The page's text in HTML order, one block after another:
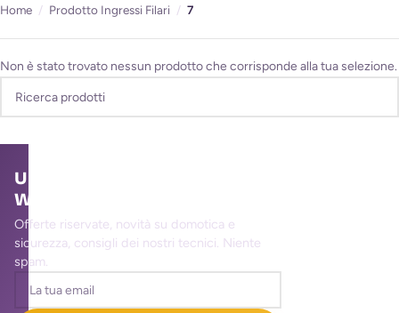
Home / Prodotto Ingressi Filari / 7
Non è stato trovato nessun prodotto che corrisponde alla tua selezione.
Unisciti alla community
WallMall
Offerte riservate, novità su domotica e
sicurezza, consigli dei nostri tecnici. Niente
spam.